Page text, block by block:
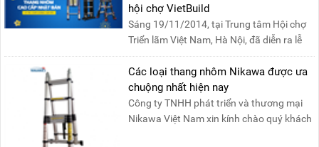
hội chợ VietBuild
Sáng 19/11/2014, tại Trung tâm Hội chợ
Triển lãm Việt Nam, Hà Nội, đã diễn ra lễ
khai mạc “Triể....
Các loại thang nhôm Nikawa được ưa
chuộng nhất hiện nay
Công ty TNHH phát triển và thương mại
Nikawa Việt Nam xin kính chào quý khách